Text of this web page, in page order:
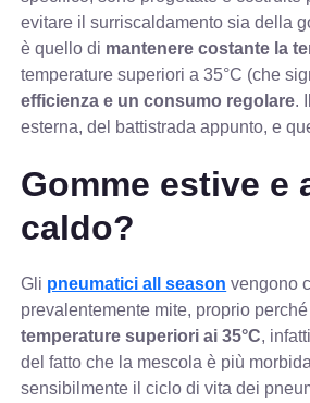
evitare il surriscaldamento sia della
è quello di mantenere costante la
temperature superiori a 35°C (che
efficienza e un consumo regolare.
esterna, del battistrada appunto, e
Gomme estive
caldo?
Gli pneumatici all season vengono
prevalentemente mite, proprio
temperature superiori ai 35°C,
del fatto che la mescola è più
sensibilmente il ciclo di vita dei